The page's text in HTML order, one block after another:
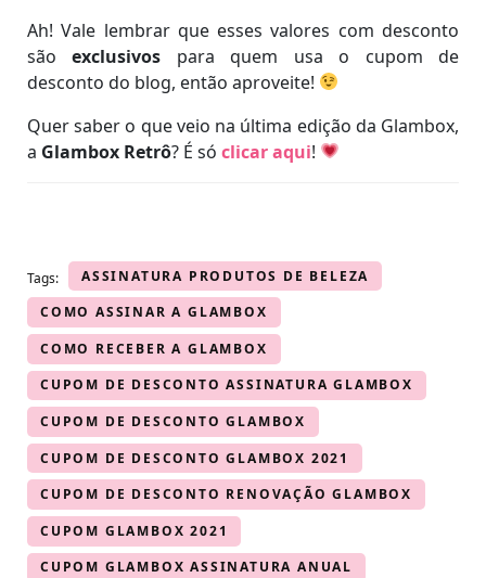
Ah! Vale lembrar que esses valores com desconto
sãoexclusivos para quem usa o cupom de
desconto do blog, então aproveite!
Quer saber o que veio na última edição da Glambox,
a Glambox Retrô? É só clicar aqui!
Tags:
ASSINATURA PRODUTOS DE BELEZA
COMO ASSINAR A GLAMBOX
COMO RECEBER A GLAMBOX
CUPOM DE DESCONTO ASSINATURA GLAMBOX
CUPOM DE DESCONTO GLAMBOX
CUPOM DE DESCONTO GLAMBOX 2021
CUPOM DE DESCONTO RENOVAÇÃO GLAMBOX
CUPOM GLAMBOX 2021
CUPOM GLAMBOX ASSINATURA ANUAL